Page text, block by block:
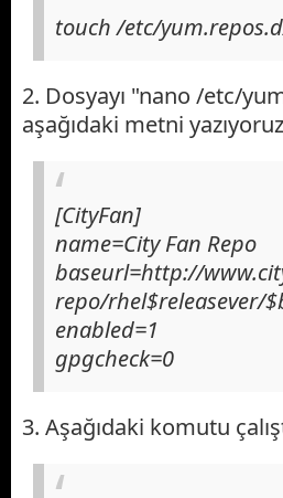
touch /etc/
2. Dosyayı "nano /etc/
aşağıdaki metni yazıyoruz
[CityFan]
name=City Fan Repo
baseurl=http://
repo/rhel$releasever/
enabled=1
gpgcheck=0
3. Aşağıdaki komutu